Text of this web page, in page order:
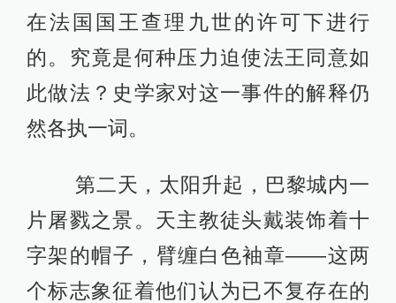
在法国国王查理九世的许可下进行
的。究竟是何种压力迫使法王同意如
此做法？史学家对这一事件的解释仍
然各执一词。
第二天，太阳升起，巴黎城内一
片屠戮之景。天主教徒头戴装饰着十
字架的帽子，臂缠白色袖章——这两
个标志象征着他们认为已不复存在的